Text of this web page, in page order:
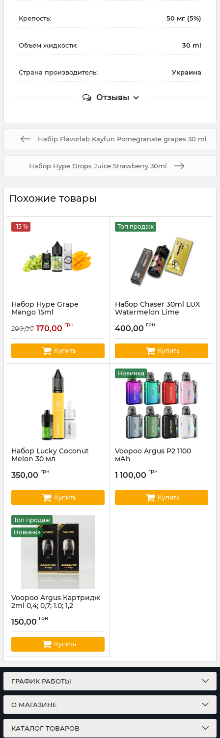
Крепость: 50 мг (5%)
Объем жидкости: 30 ml
Страна производитель: Украина
Отзывы
Набір Flavorlab Kayfun Pomegranate grapes 30 ml
Набор Hype Drops Juice Strawberry 30ml
Похожие товары
-15 %
Набор Hype Grape
Mango 15ml
200,00 170,00 грн
Купить
Топ продаж
Набор Chaser 30ml LUX
Watermelon Lime
400,00 грн
Купить
Набор Lucky Coconut
Melon 30 мл
350,00 грн
Купить
Новинка
Voopoo Argus P2 1100
мАh
1 100,00 грн
Купить
Топ продаж
Новинка
Voopoo Argus Картридж
2ml 0,4; 0,7; 1.0; 1,2
Артикул: voopoo10
150,00 грн
Купить
ГРАФИК РАБОТЫ
О МАГАЗИНЕ
КАТАЛОГ ТОВАРОВ